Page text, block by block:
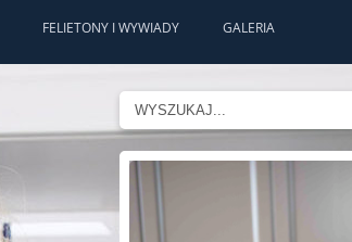
FELIETONY I WYWIADY GALERIA